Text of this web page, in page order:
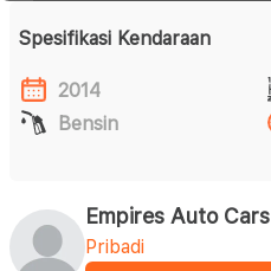
Spesifikasi Kendaraan
2014
Bensin
Empires Auto Cars
Pribadi